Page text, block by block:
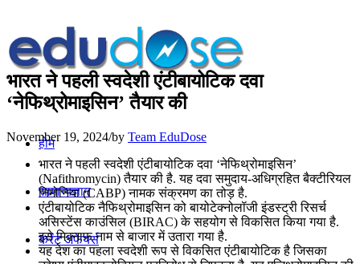
होम
सामान्यज्ञान
करेंट अफेयर्स
भारत ने पहली स्वदेशी एंटीबायोटिक दवा
‘नेफिथ्रोमाइसिन’ तैयार की
November 19, 2024/by Team EduDose
भारत ने पहली स्वदेशी एंटीबायोटिक दवा ‘नेफिथ्रोमाइसिन’
(Nafithromycin) तैयार की है. यह दवा समुदाय-अधिग्रहित बैक्टीरियल
निमोनिया (CABP) नामक संक्रमण का तोड़ है.
एंटीबायोटिक नैफिथ्रोमाइसिन को बायोटेक्नोलॉजी इंडस्ट्री रिसर्च
असिस्टेंस काउंसिल (BIRAC) के सहयोग से विकसित किया गया है.
इसे मिक्नाफ नाम से बाजार में उतारा गया है.
यह देश का पहला स्वदेशी रूप से विकसित एंटीबायोटिक है जिसका